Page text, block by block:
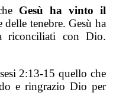
Gesù ha vinto il
tenebre. Gesù ha
riconciliati con Dio.
2:13-15 quello che
e ringrazio Dio per